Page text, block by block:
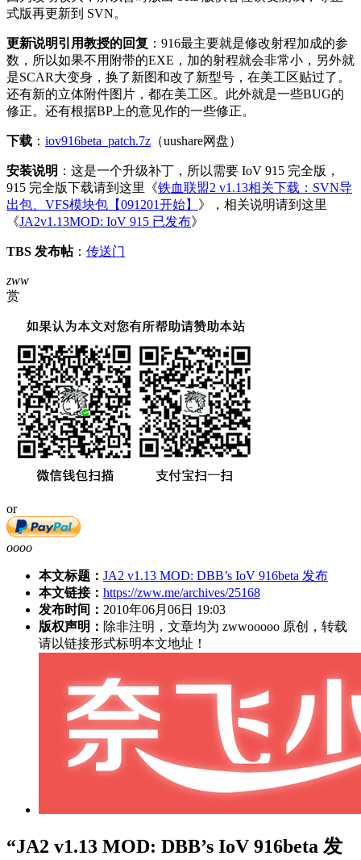
式版再更新到 SVN。
更新说明引用教授的回复 ：916最主要就是修改射程加成的参
数，所以如果不用附带的EXE，加的射程就会非常小，另外就
是SCAR大变身，换了新图和改了新型号，在美工区贴过了。
还有新的立体附件图片，都在美工区。此外就是一些BUG的
修正。还有根据BP上的意见作的一些修正。
下载 ： iov916beta_patch.7z （uushare网盘）
安装说明 ：这是一个升级补丁，所以需要 IoV 915 完全版，
915 完全版下载请到这里《铁血联盟2 v1.13相关下载：SVN导
出包、VFS模块包【091201开始】 》，相关说明请到这里
《JA2v1.13MOD: IoV 915 已发布》
TBS 发布帖： 传送门
zww
赏
or
oooo
本文标题： JA2 v1.13 MOD: DBB’s IoV 916beta 发布
本文链接： https://zww.me/archives/25168
发布时间： 2010年06月06日 19:03
版权声明： 除非注明，文章均为 zwwooooo 原创，转载
请以链接形式标明本文地址！
“JA2 v1.13 MOD: DBB’s IoV 916beta 发